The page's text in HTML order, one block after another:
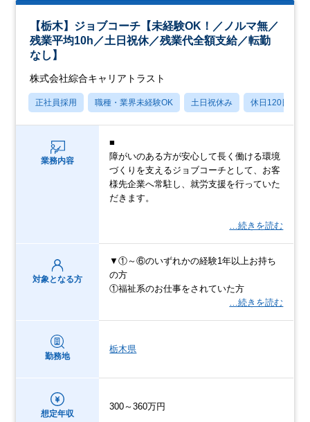
【栃木】ジョブコーチ【未経験OK！／ノルマ無／
残業平均10h／土日祝休／残業代全額支給／転勤
なし】
株式会社綜合キャリアトラスト
正社員採用 職種・業界未経験OK 土日祝休み 休日120日以上
業務内容
■
障がいのある方が安心して長く働ける環境
づくりを支えるジョブコーチとして、お客
様先企業へ常駐し、就労支援を行っていた
だきます。
…続きを読む
対象となる方
▼①～⑥のいずれかの経験1年以上お持ち
の方
①福祉系のお仕事をされていた方
…続きを読む
勤務地
栃木県
想定年収
300～360万円